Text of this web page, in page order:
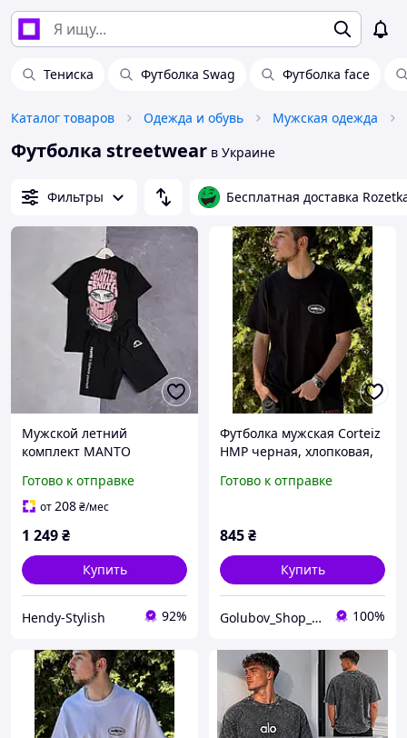
Тениска Футболка Swag Футболка face
Каталог товаров Одежда и обувь Мужская одежда
Футболка streetwear в Украине
Фильтры Бесплатная доставка
Мужской летний
комплект MANTO
Streetwear стиль | Manto
Fight Co Jiu Jitsu
Готово к отправке
от208₴/мес
1 249₴
Купить
Hendy-Stylish 92%
Футболка мужская Corteiz
HMP черная, хлопковая,
streetwear, oversize, с
Готово к отправке
845₴
Купить
Golubov_Shop_UA 100%